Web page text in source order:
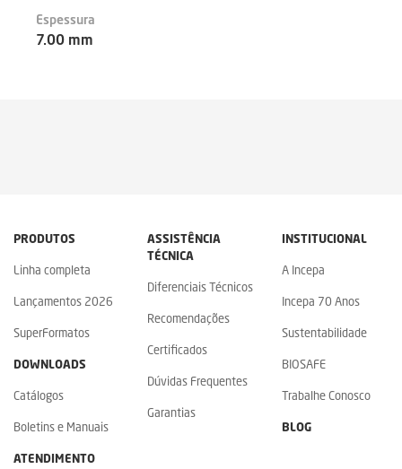
Espessura
7.00 mm
PRODUTOS
Linha completa
Lançamentos 2026
SuperFormatos
DOWNLOADS
Catálogos
Boletins e Manuais
ASSISTÊNCIA
TÉCNICA
Diferenciais Técnicos
Recomendações
Certificados
Dúvidas Frequentes
Garantias
INSTITUCIONAL
A Incepa
Incepa 70 Anos
Sustentabilidade
BIOSAFE
Trabalhe Conosco
BLOG
ATENDIMENTO